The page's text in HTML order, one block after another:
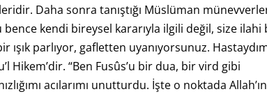
Daha sonra tanıştığı Müslüman
kendi bireysel kararıyla ilgili değil, size ilahi
parlıyor, gafletten uyanıyorsunuz.
Hikem’dir. “Ben Fusûs’u bir dua, bir vird gibi
acılarımı unutturdu. İşte o noktada Allah’ın